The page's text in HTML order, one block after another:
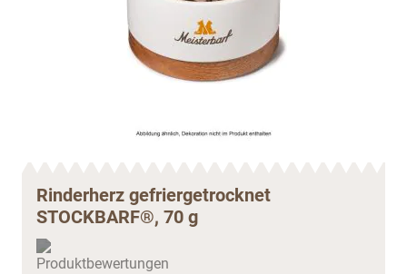
Rinderherz gefriergetrocknet
STOCKBARF®, 70 g